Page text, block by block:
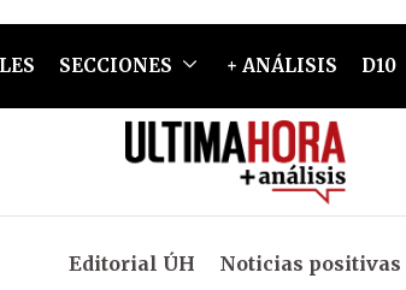
SECCIONES + ANÁLISIS D10
Editorial ÚH Noticias positivas